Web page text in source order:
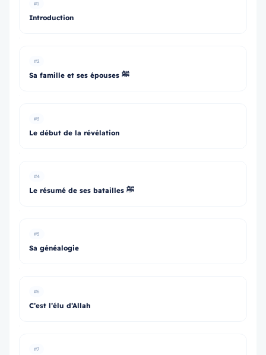
#1
Introduction
#2
Sa famille et ses épouses ﷺ
#3
Le début de la révélation
#4
Le résumé de ses batailles ﷺ
#5
Sa généalogie
#6
C’est l’élu d’Allah
#7